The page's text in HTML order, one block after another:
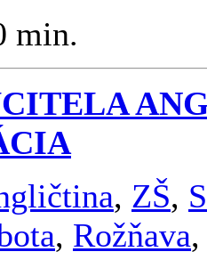
min.
, ZŠ,
, Rožňava